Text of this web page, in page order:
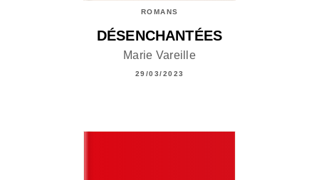
ROMANS
DÉSENCHANTÉES
Marie Vareille
29/03/2023